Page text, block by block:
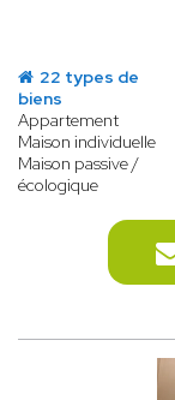
22 types de
biens
Appartement
Maison individuelle
Maison passive /
écologique